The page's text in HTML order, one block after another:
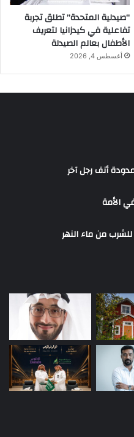
“صيدلية المتحدة” تطلق تجربة
تفاعلية في كيدزانيا لتعريف
الأطفال بعالم الصيدلة
أغسطس 4, 2026
أنف رجل آخر
الأمة
من ماء النهر